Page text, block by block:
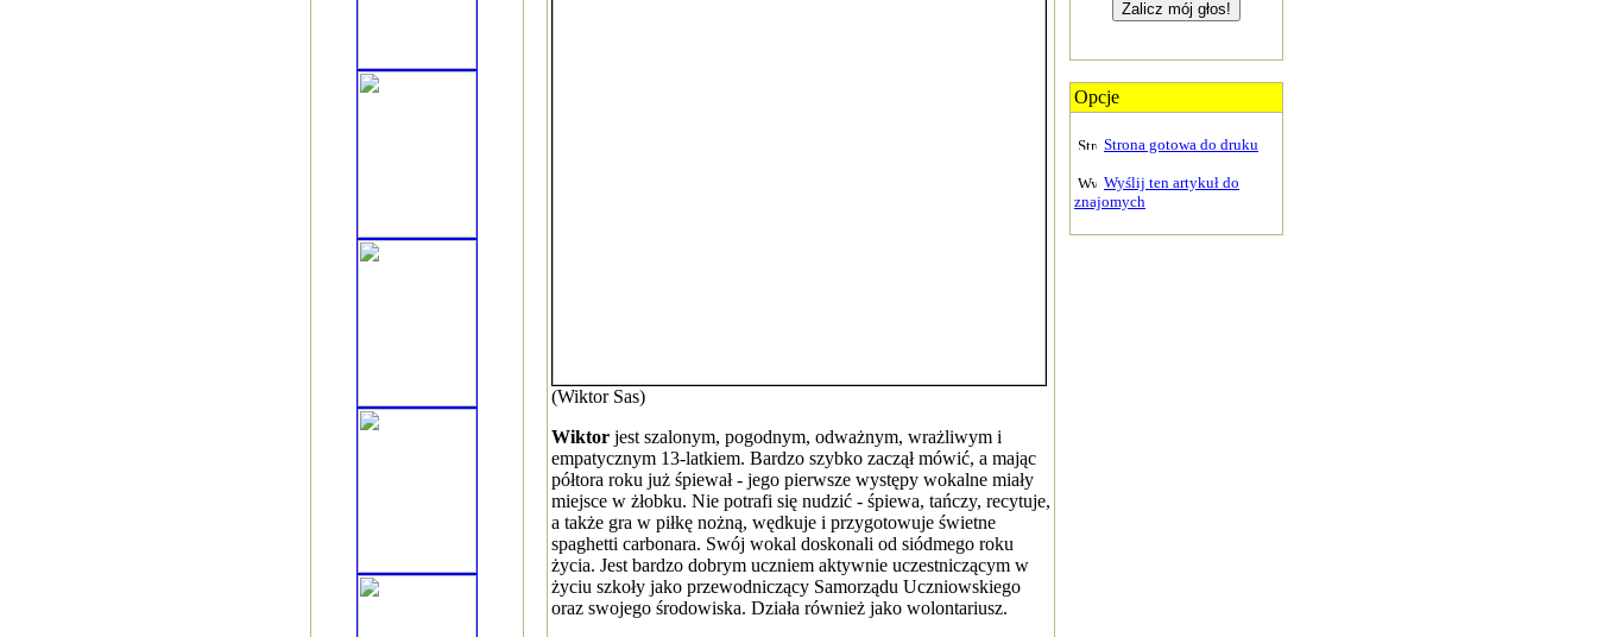
(Wiktor Sas)
Wiktor jest szalonym, pogodnym, odważnym, wrażliwym i
empatycznym 13-latkiem. Bardzo szybko zaczął mówić, a mając
półtora roku już śpiewał - jego pierwsze występy wokalne miały
miejsce w żłobku. Nie potrafi się nudzić - śpiewa, tańczy, recytuje,
a także gra w piłkę nożną, wędkuje i przygotowuje świetne
spaghetti carbonara. Swój wokal doskonali od siódmego roku
życia. Jest bardzo dobrym uczniem aktywnie uczestniczącym w
życiu szkoły jako przewodniczący Samorządu Uczniowskiego
oraz swojego środowiska. Działa również jako wolontariusz.
Opcje
Strona gotowa do druku
Wyślij ten artykuł do
znajomych